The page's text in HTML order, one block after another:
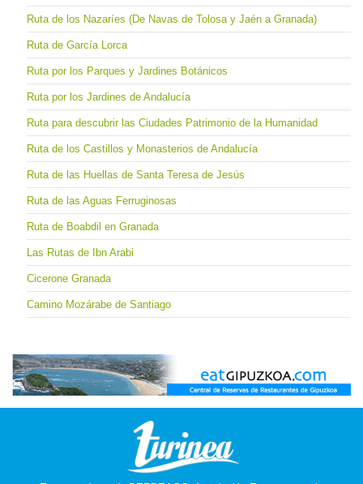
Ruta de los Nazaríes (De Navas de Tolosa y Jaén a Granada)
Ruta de García Lorca
Ruta por los Parques y Jardines Botánicos
Ruta por los Jardines de Andalucía
Ruta para descubrir las Ciudades Patrimonio de la Humanidad
Ruta de los Castillos y Monasterios de Andalucía
Ruta de las Huellas de Santa Teresa de Jesús
Ruta de las Aguas Ferruginosas
Ruta de Boabdil en Granada
Las Rutas de Ibn Arabi
Cicerone Granada
Camino Mozárabe de Santiago